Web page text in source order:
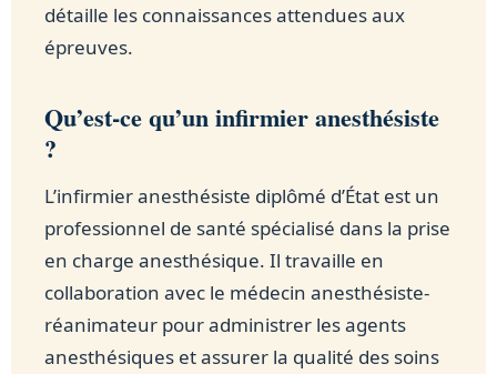
détaille les connaissances attendues aux
épreuves.
Qu’est-ce qu’un infirmier anesthésiste
?
L’infirmier anesthésiste diplômé d’État est un
professionnel de santé spécialisé dans la prise
en charge anesthésique. Il travaille en
collaboration avec le médecin anesthésiste-
réanimateur pour administrer les agents
anesthésiques et assurer la qualité des soins